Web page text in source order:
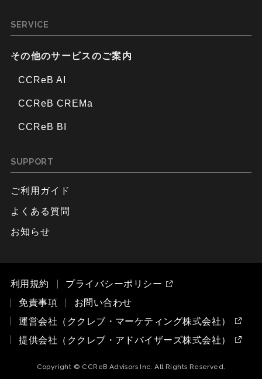
SERVICE
その他のサービスのご案内
CCReB AI
CCReB CREMa
CCReB BI
SUPPORT
ご利用ガイド
よくある質問
お知らせ
利用規約
プライバシーポリシー
免責事項
お問い合わせ
運営会社（ククレブ・マーケティング株式会社）
提供会社（ククレブ・アドバイザーズ株式会社）
Copyright © CCReB Advisors Inc. All Rights Reserved.